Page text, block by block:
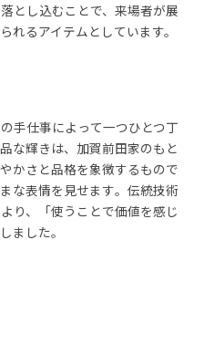
とし込むことで、来場者が展
れるアイテムとしています。
手仕事によって一つひとつ丁
な輝きは、加賀前田家のもと
かさと品格を象徴するもので
な表情を見せます。伝統技術
り、「使うことで価値を感じ
ました。